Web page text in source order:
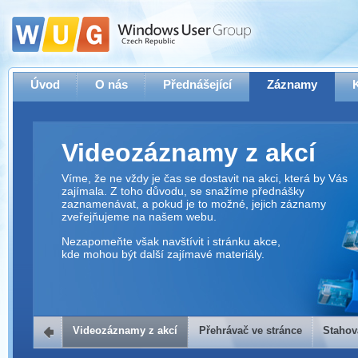
Úvod O nás Přednášející Záznamy
Videozáznamy z akcí
Víme, že ne vždy je čas se dostavit na akci, která by Vás
zajímala. Z toho důvodu, se snažíme přednášky
zaznamenávat, a pokud je to možné, jejich záznamy
zveřejňujeme na našem webu.
Nezapomeňte však navštívit i stránku akce,
kde mohou být další zajímavé materiály.
Přehrávač ve stránce
Videozáznamy z akcí Přehrávač ve stránce